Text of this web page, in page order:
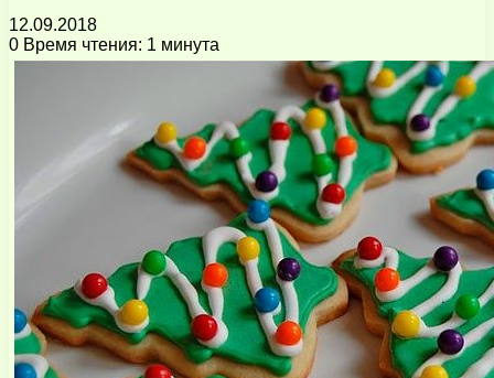
12.09.2018
0 Время чтения: 1 минута